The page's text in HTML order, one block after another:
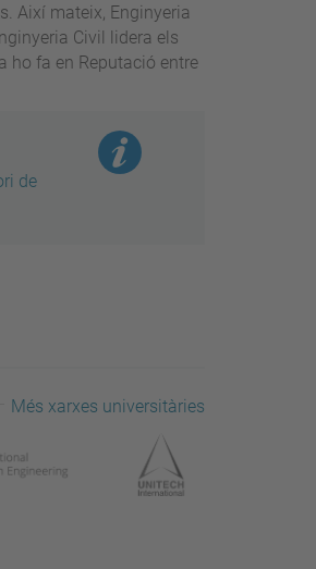
Així mateix, Enginyeria
Civil lidera els
ho fa en Reputació entre
de
Més xarxes universitàries